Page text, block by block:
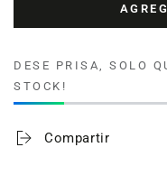
mesa
Dohler
Clean
Anita
para
mesa
Clean
DESE PRISA, SOLO
STOCK!
Compartir